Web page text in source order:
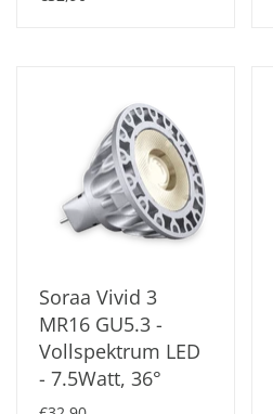
Soraa Vivid 3
MR16 GU5.3 -
Vollspektrum LED
- 7.5Watt, 36°